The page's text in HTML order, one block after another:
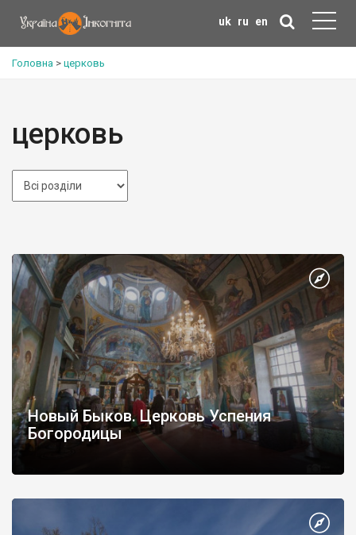
uk ru en
Головна > церковь
церковь
Новый Быков. Церковь Успения
Богородицы